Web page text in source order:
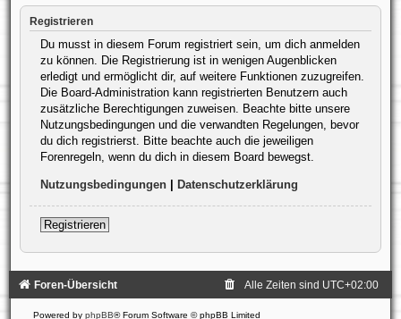
Registrieren
Du musst in diesem Forum registriert sein, um dich anmelden
zu können. Die Registrierung ist in wenigen Augenblicken
erledigt und ermöglicht dir, auf weitere Funktionen zuzugreifen.
Die Board-Administration kann registrierten Benutzern auch
zusätzliche Berechtigungen zuweisen. Beachte bitte unsere
Nutzungsbedingungen und die verwandten Regelungen, bevor
du dich registrierst. Bitte beachte auch die jeweiligen
Forenregeln, wenn du dich in diesem Board bewegst.
Nutzungsbedingungen| Datenschutzerklärung
Registrieren
Foren-Übersicht Alle Zeiten sind UTC+02:00
Powered by phpBB® Forum Software © phpBB Limited